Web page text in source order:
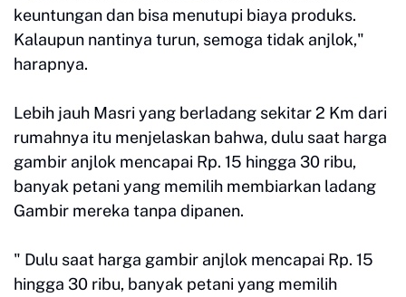
keuntungan dan bisa menutupi biaya produks.
Kalaupun nantinya turun, semoga tidak anjlok,"
harapnya.
Lebih jauh Masri yang berladang sekitar 2 Km dari
rumahnya itu menjelaskan bahwa, dulu saat harga
gambir anjlok mencapai Rp. 15 hingga 30 ribu,
banyak petani yang memilih membiarkan ladang
Gambir mereka tanpa dipanen.
" Dulu saat harga gambir anjlok mencapai Rp. 15
hingga 30 ribu, banyak petani yang memilih